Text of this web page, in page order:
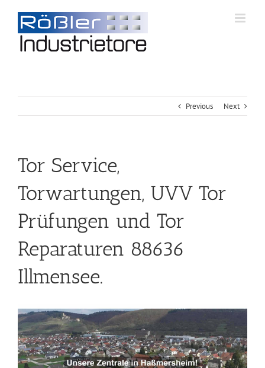
Previous Next
Tor Service,
Torwartungen, UVV Tor
Prüfungen und Tor
Reparaturen 88636
Illmensee.